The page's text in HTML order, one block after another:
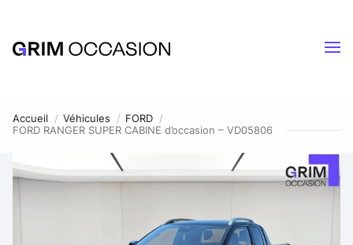
Accueil Véhicules
FORD
FORD RANGER SUPER CABINE d’occasion – VD05806